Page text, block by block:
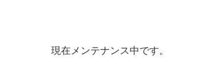
現在メンテナンス中です。